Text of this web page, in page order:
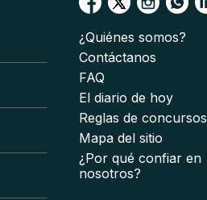
¿Quiénes somos?
Contáctanos
FAQ
El diario de hoy
Reglas de concursos
Mapa del sitio
¿Por qué confiar en
nosotros?